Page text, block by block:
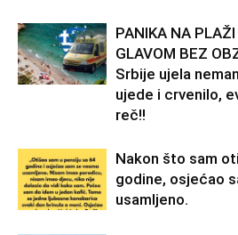
PANIKA NA
GLAVOM BEZ
Srbije ujela
ujede i crvenilo,
reč!!
Nakon što sam
godine, osjećao
usamljeno.